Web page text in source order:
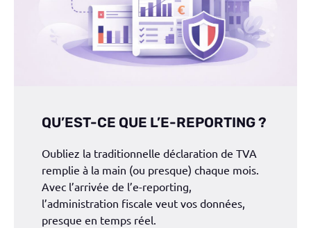
QU’EST-CE QUE L’E-REPORTING ?
Oubliez la traditionnelle déclaration de TVA
remplie à la main (ou presque) chaque mois.
Avec l’arrivée de l’e-reporting,
l’administration fiscale veut vos données,
presque en temps réel.